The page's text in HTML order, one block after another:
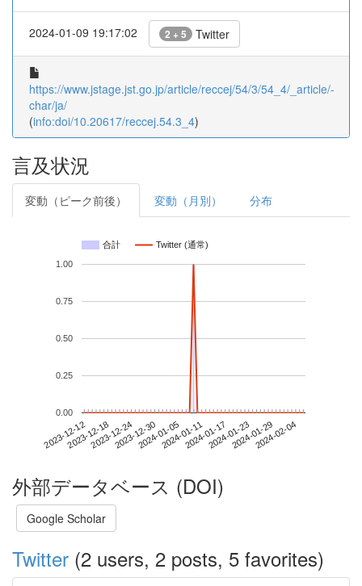
2024-01-09 19:17:02 2 + 5 Twitter
https://www.jstage.jst.go.jp/article/reccej/54/3/54_4/_article/-
char/ja/
(info:doi/10.20617/reccej.54.3_4)
言及状況
変動（ピーク前後） 変動（月別） 分布
合計 Twitter (通常)
2023-12-122023-12-182023-12-242023-12-302024-01-052024-01-112024-01-172024-01-232024-01-292024-02-04
0.00
0.25
0.50
0.75
1.00
外部データベース (DOI)
Google Scholar
Twitter (2 users, 2 posts, 5 favorites)